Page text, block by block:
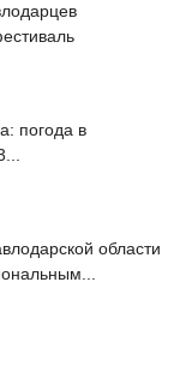
погода в
области